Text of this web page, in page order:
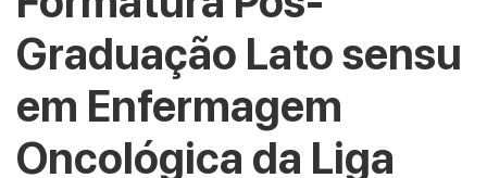
Graduação Lato sensu
em Enfermagem
Oncológica da Liga